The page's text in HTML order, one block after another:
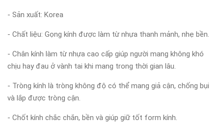
- Sản xuất: Korea
- Chất liệu: Gọng kính được làm từ nhựa thanh mảnh, nhẹ bền.
- Chân kính làm từ nhựa cao cấp giúp người mang không khó
chịu hay đau ở vành tai khi mang trong thời gian lâu.
- Tròng kính là tròng không độ có thể mang giả cận, chống bụi
và lắp được tròng cận.
- Chốt kính chắc chắn, bền và giúp giữ tốt form kính.